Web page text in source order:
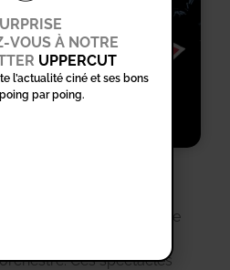
est donc marquée par une
étendue de films
Ces spectacles
VOUS À NOTRE
UPPERCUT
l’actualité ciné et ses bons
par poing.